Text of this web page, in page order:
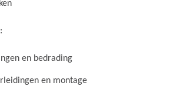
en bedrading
en montage